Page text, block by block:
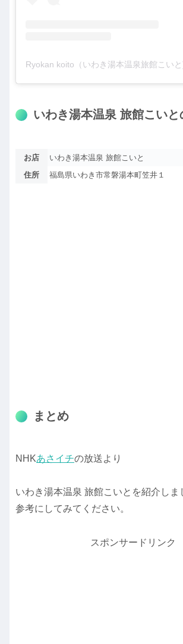
いわき湯本温泉 旅館こいと
お店
いわき湯本温泉 旅館こいと
住所
福島県いわき市常磐湯本町笠井１
まとめ
NHKあさイチの放送より
いわき湯本温泉 旅館こいとを紹介しま
参考にしてみてください。
スポンサードリンク